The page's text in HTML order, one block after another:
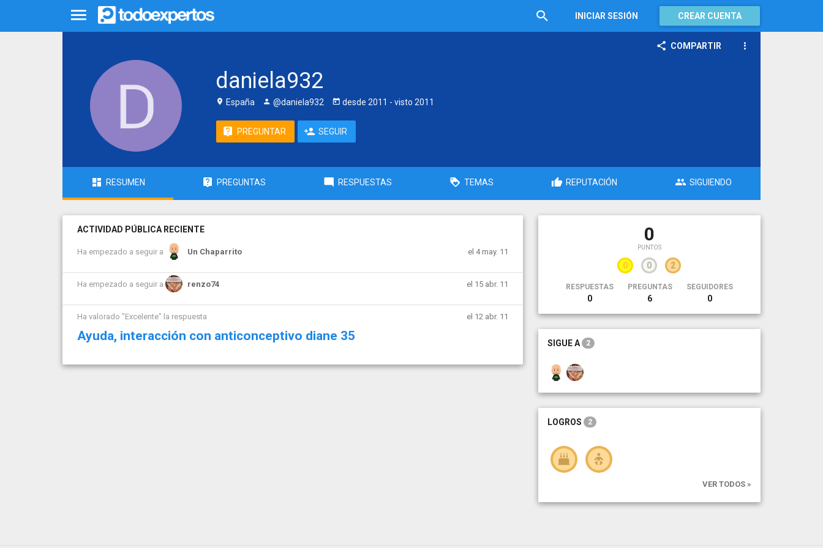
INICIAR SESIÓN CREAR CUENTA
COMPARTIR
daniela932
España @daniela932 desde 2011 - visto 2011
PREGUNTAR SEGUIR
RESUMEN PREGUNTAS RESPUESTAS TEMAS REPUTACIÓN SIGUIENDO
ACTIVIDAD PÚBLICA RECIENTE
Ha empezado a seguir a Un Chaparrito el 4 may. 11
Ha empezado a seguir a renzo74 el 15 abr. 11
Ha valorado "Excelente" la respuesta el 12 abr. 11
Ayuda, interacción con anticonceptivo diane 35
0
PUNTOS
0 0 2
RESPUESTAS
0
PREGUNTAS
6
SEGUIDORES
0
SIGUE A 2
LOGROS 2
VER TODOS »